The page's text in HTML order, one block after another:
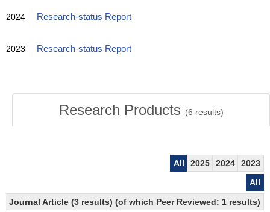
2024 Research-status Report
2023 Research-status Report
Research Products (6 results)
All 2025 2024
2023
All
Journal Article (3 results) (of which Peer Reviewed: 1 results)